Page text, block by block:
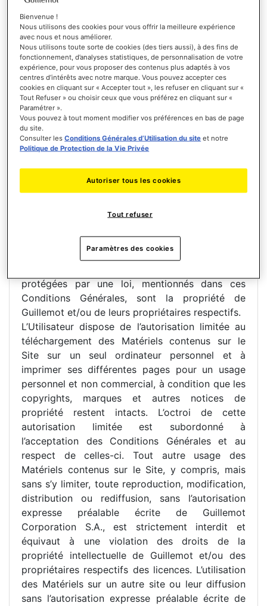
Site, par quelque moyen que ce soit et sans le
consentement préalable écrit de Guillemot
Corporation S.A., est interdite.
1. PROPRIÉTÉ DU SITE
Le présent Site est la propriété de Guillemot
Corporation S.A. (ci-après dénommée »
Guillemot « ).
2. DROITS DE LA PROPRIÉTÉ INTELLECTUELLE :
AUTORISATION LIMITÉE
Guillemot vous donne accès à divers services et
ressources (ci-après dénommés les » Matériels
informations, images, photos, informations sur
Tous les droits de la propriété intellectuelle,
protégées par une loi, mentionnés dans ces
Conditions Générales, sont la propriété de
Guillemot et/ou de leurs propriétaires respectifs.
L’Utilisateur dispose de l’autorisation limitée au
téléchargement des Matériels contenus sur le
Site sur un seul ordinateur personnel et à
imprimer ses différentes pages pour un usage
personnel et non commercial, à condition que les
copyrights, marques et autres notices de
propriété restent intacts. L’octroi de cette
autorisation limitée est subordonné à
l’acceptation des Conditions Générales et au
respect de celles-ci. Tout autre usage des
Matériels contenus sur le Site, y compris, mais
sans s’y limiter, toute reproduction, modification,
distribution ou rediffusion, sans l’autorisation
expresse préalable écrite de Guillemot
Corporation S.A., est strictement interdit et
équivaut à une violation des droits de la
propriété intellectuelle de Guillemot et/ou des
propriétaires respectifs des licences. L’utilisation
des Matériels sur un autre site ou leur diffusion
sans l’autorisation expresse préalable écrite de
Bienvenue !
Nous utilisons des cookies pour vous offrir la meilleure expérience
avec nous et nous améliorer.
Nous utilisons toute sorte de cookies (des tiers aussi), à des fins de
fonctionnement, d’analyses statistiques, de personnalisation de votre
expérience, pour vous proposer des contenus plus adaptés à vos
centres d’intérêts avec notre marque. Vous pouvez accepter ces
cookies en cliquant sur « Accepter tout », les refuser en cliquant sur «
Tout Refuser » ou choisir ceux que vous préférez en cliquant sur «
Paramétrer ».
Vous pouvez à tout moment modifier vos préférences en bas de page
du site.
Consulter lesConditions Générales d’Utilisation du site et notre
Politique de Protection de la Vie Privée
Tout refuser
Autoriser tous les cookies
Paramètres des cookies